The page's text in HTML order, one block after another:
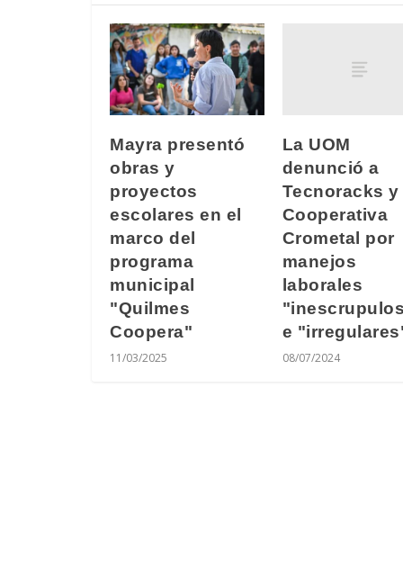
Mayra presentó
obras y
proyectos
escolares en el
marco del
programa
municipal
"Quilmes
Coopera"
11/03/2025
La UOM
denunció a
Tecnoracks y
Cooperativa
Crometal por
manejos
laborales
e
08/07/2024